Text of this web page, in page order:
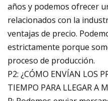
años y podemos ofrecer
relacionados con la
ventajas de precio.
estrictamente porque
proceso de producción.
P2: ¿CÓMO ENVÍAN LOS
TIEMPO PARA LLEGAR A